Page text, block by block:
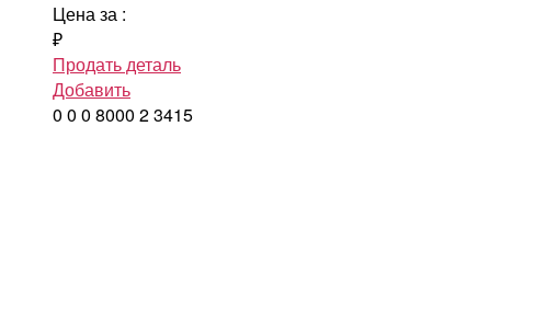
Цена за :
₽
Продать деталь
Добавить
0 0 0 8000 23415